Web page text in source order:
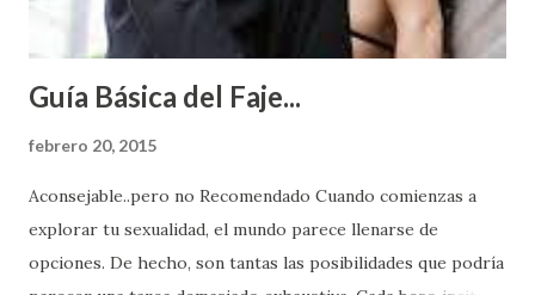
Guía Básica del Faje...
febrero 20, 2015
Aconsejable..pero no Recomendado Cuando comienzas a
explorar tu sexualidad, el mundo parece llenarse de
opciones. De hecho, son tantas las posibilidades que podría